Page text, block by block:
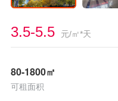
3.5-5.5 元/㎡*天
80-1800㎡
可租面积